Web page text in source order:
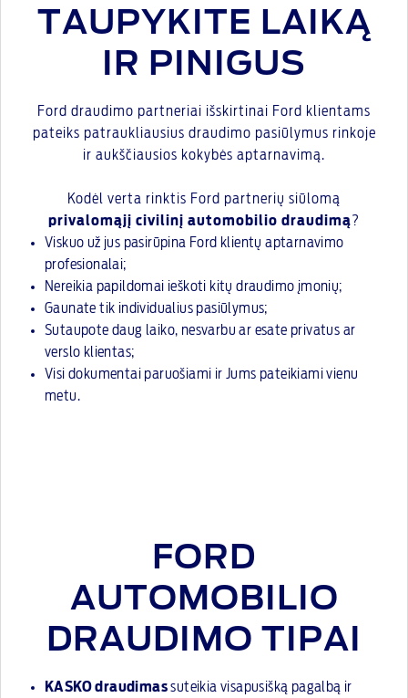
TAUPYKITE LAIKĄ
IR PINIGUS
Ford draudimo partneriai išskirtinai Ford klientams
pateiks patraukliausius draudimo pasiūlymus rinkoje
ir aukščiausios kokybės aptarnavimą.
Kodėl verta rinktis Ford partnerių siūlomą
privalomąjį civilinį automobilio draudimą?
Viskuo už jus pasirūpina Ford klientų aptarnavimo
profesionalai;
Nereikia papildomai ieškoti kitų draudimo įmonių;
Gaunate tik individualius pasiūlymus;
Sutaupote daug laiko, nesvarbu ar esate privatus ar
verslo klientas;
Visi dokumentai paruošiami ir Jums pateikiami vienu
metu.
FORD
AUTOMOBILIO
DRAUDIMO TIPAI
KASKO draudimassuteikia visapusišką pagalbą ir